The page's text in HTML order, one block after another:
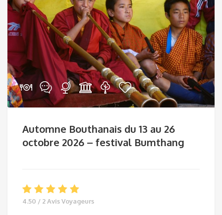
Automne Bouthanais du 13 au 26
octobre 2026 – festival Bumthang
4.50 / 2 Avis Voyageurs